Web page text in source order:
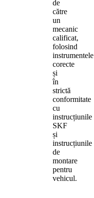
de
către
un
mecanic
calificat,
folosind
instrumentele
corecte
și
în
strictă
conformitate
cu
instrucțiunile
SKF
și
instrucțiunile
de
montare
pentru
vehicul.